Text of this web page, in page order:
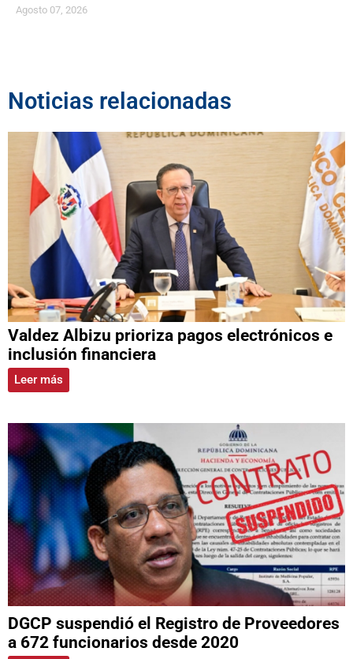
Agosto 07, 2026
Noticias relacionadas
Valdez Albizu prioriza pagos electrónicos e
inclusión financiera
Leer más
DGCP suspendió el Registro de Proveedores
a 672 funcionarios desde 2020